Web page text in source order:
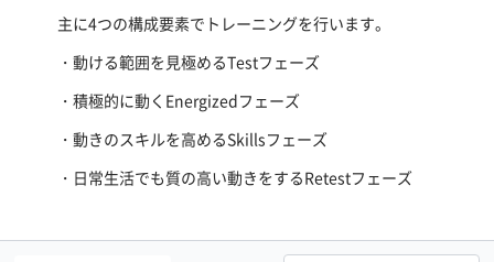
主に4つの構成要素でトレーニングを行います。
・動ける範囲を見極めるTestフェーズ
・積極的に動くEnergizedフェーズ
・動きのスキルを高めるSkillsフェーズ
・日常生活でも質の高い動きをするRetestフェーズ